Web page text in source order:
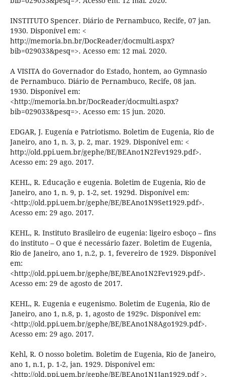
INSTITUTO Spencer. Diário de Pernambuco, Recife, 07 jan.
1930. Disponível em: <
http://memoria.bn.br/DocReader/docmulti.aspx?
bib=029033&pesq=>. Acesso em: 12 mai. 2020.
A VISITA do Governador do Estado, hontem, ao Gymnasio
de Pernambuco. Diário de Pernambuco, Recife, 08 jan.
1930. Disponível em:
<http://memoria.bn.br/DocReader/docmulti.aspx?
bib=029033&pesq=>. Acesso em: 15 jun. 2020.
EDGAR, J. Eugenía e Patriotismo. Boletim de Eugenia, Rio de
Janeiro, ano 1, n. 3, p. 2, mar. 1929. Disponível em: <
http://old.ppi.uem.br/gephe/BE/BEAno1N2Fev1929.pdf>.
Acesso em: 29 ago. 2017.
KEHL, R. Educação e eugenia. Boletim de Eugenia, Rio de
Janeiro, ano 1, n. 9, p. 1-2, set. 1929d. Disponível em:
<http://old.ppi.uem.br/gephe/BE/BEAno1N9Set1929.pdf>.
Acesso em: 29 ago. 2017.
KEHL, R. Instituto Brasileiro de eugenia: ligeiro esboço – fins
do instituto – O que é necessário fazer. Boletim de Eugenia,
Rio de Janeiro, ano 1, n.2, p. 1, fevereiro de 1929. Disponível
em:
<http://old.ppi.uem.br/gephe/BE/BEAno1N2Fev1929.pdf>.
Acesso em: 29 de agosto de 2017.
KEHL, R. Eugenia e eugenismo. Boletim de Eugenia, Rio de
Janeiro, ano 1, n.8, p. 1, agosto de 1929c. Disponível em:
<http://old.ppi.uem.br/gephe/BE/BEAno1N8Ago1929.pdf>.
Acesso em: 29 ago. 2017.
Kehl, R. O nosso boletim. Boletim de Eugenia, Rio de Janeiro,
ano 1, n.1, p. 1-2, jan. 1929. Disponível em:
<http://old.ppi.uem.br/gephe/BE/BEAno1N1Jan1929.pdf >.